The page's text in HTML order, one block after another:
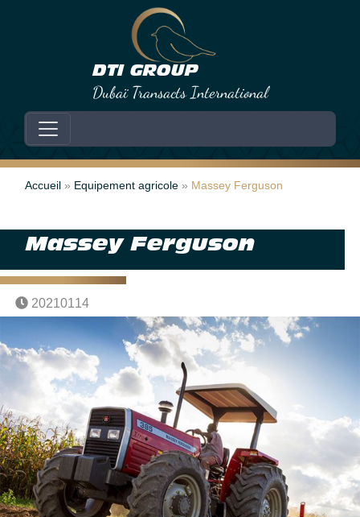
DTI GROUP
Dubaï Transacts International
Skip to primary content
Skip to footer content
Accueil » Equipement agricole » Massey Ferguson
Massey Ferguson
20210114